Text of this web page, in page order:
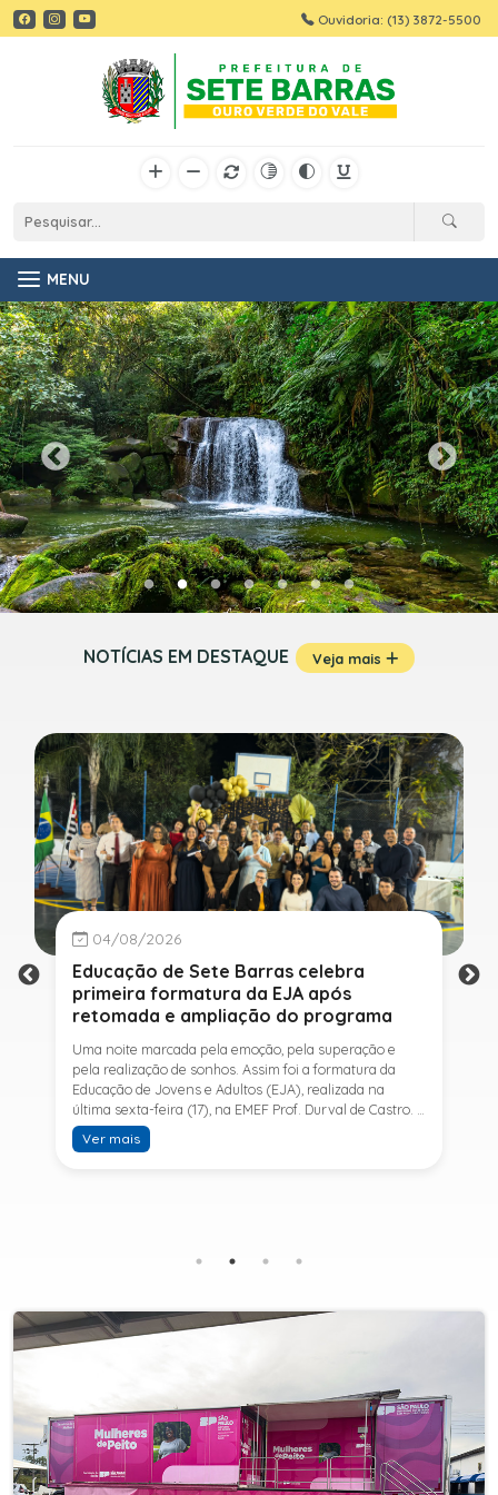
Ouvidoria: (13) 3872-5500
MENU
NOTÍCIAS EM DESTAQUE Veja mais
04/08/2026
Educação de Sete Barras celebra
primeira formatura da EJA após
retomada e ampliação do programa
Uma noite marcada pela emoção, pela superação e
pela realização de sonhos. Assim foi a formatura da
Educação de Jovens e Adultos (EJA), realizada na
última sexta-feira (17), na EMEF Prof. Durval de Castro. A
cerimônia celebrou a conclusão dos estudos de 53
alunos e entrou para a história ao marcar a primeira
SESI, ampliando o acesso à educação e oferecendo uma
retomar os estudos.A última turma da Educação de
Jovens e Adultos formada pelo município foi em 2016,
oferecida em Sete Barras e, a partir de agosto de 2025,
passou por uma importante ampliação. Em parceria
com o SESI, a Prefeitura passou a disponibilizar também
o Ensino Fundamental II (6º ao 9º ano) e o Ensino
Médio, ampliando significativamente as oportunidades
para que jovens e adultos concluam sua formação.A
Ver mais